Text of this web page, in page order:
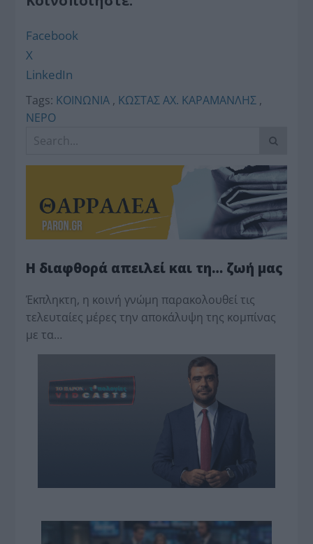
Facebook
X
LinkedIn
Tags: ΚΟΙΝΩΝΙΑ , ΚΩΣΤΑΣ ΑΧ. ΚΑΡΑΜΑΝΛΗΣ ,
ΝΕΡΟ
Η διαφθορά απειλεί και τη… ζωή μας
Έκπληκτη, η κοινή γνώμη παρακολουθεί τις
τελευταίες μέρες την αποκάλυψη της κο­μπίνας
με τα…